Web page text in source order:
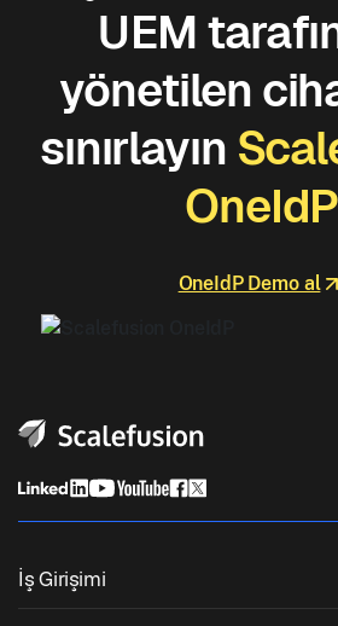
UEM
yönetilen
sınırlayın
OneIdP
OneIdP Demo al
İş Girişimi